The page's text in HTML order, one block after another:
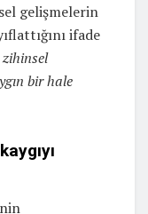
gelişmelerin
ifade
bir hale